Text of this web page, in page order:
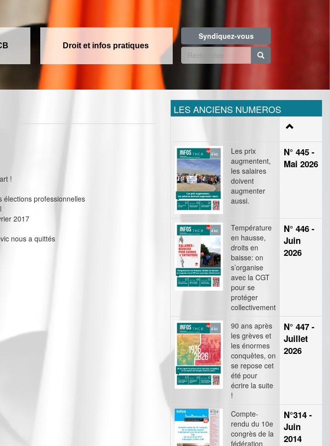
Droit et infos pratiques
Syndiquez-vous
Formulaire
recherche
!
élections professionnelles
2017
nous a quittés
LES ANCIENS NUMEROS
Les prix
augmentent,
les salaires
doivent
augmenter
aussi.
N° 445 -
Mai 2026
Température
en hausse,
droits en
baisse: on
s’organise
avec la CGT
pour se
protéger
collectivement
N° 446 -
Juin
2026
90 ans après
les grèves et
les énormes
conquêtes, on
se repose cet
été pour
écrire la suite
!
N° 447 -
Juillet
2026
Compte-
rendu du 10e
congrès de la
fédération
N°314 -
Juin
2014